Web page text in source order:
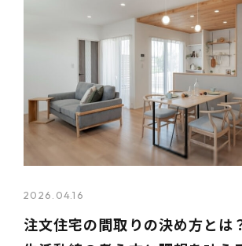
2026.04.16
注文住宅の間取りの決め方とは